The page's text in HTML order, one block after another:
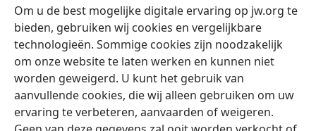
Om u de best mogelijke digitale ervaring op jw.org te
bieden, gebruiken wij cookies en vergelijkbare
technologieën. Sommige cookies zijn noodzakelijk
om onze website te laten werken en kunnen niet
worden geweigerd. U kunt het gebruik van
aanvullende cookies, die wij alleen gebruiken om uw
ervaring te verbeteren, aanvaarden of weigeren.
(opent
nieuw
venster)Watchtower ONLINE LIBRARY™
(opent
nieuw
venster)JW Hub ®
(opent
nieuw
venster)
®